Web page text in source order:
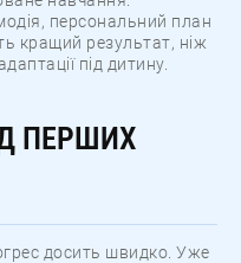
персональний план
кращий результат, ніж
під дитину.
ПЕРШИХ
досить швидко. Уже